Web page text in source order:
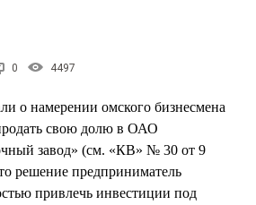
0 4497
о намерении омского бизнесмена
свою долю в ОАО
завод» (см. «КВ» № 30 от 9
решение предприниматель
привлечь инвестиции под